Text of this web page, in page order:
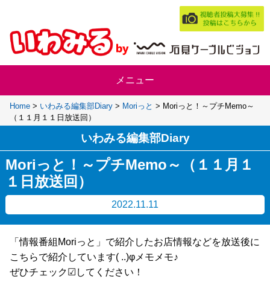
Home > いわみる編集部Diary > Moriっと > Moriっと！～プチMemo～
（１１月１１日放送回）
いわみる編集部Diary
Moriっと！～プチMemo～（１１月１
１日放送回）
2022.11.11
「情報番組Moriっと」で紹介したお店情報などを放送後に
こちらで紹介しています( ..)φメモメモ♪
ぜひチェック☑してください！